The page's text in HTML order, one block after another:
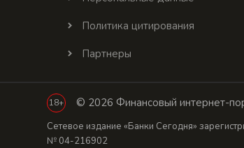
Политика цитирования
Партнеры
18+ © 2026 Финансовый интернет-
Сетевое издание «Банки Сегодня»
№ 04-216902